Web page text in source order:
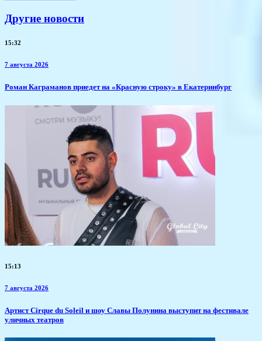
Другие новости
15:32
7 августа 2026
​Роман Каграманов приедет на «Красную строку» в Екатеринбург
15:13
7 августа 2026
Артист Cirque du Soleil и шоу Славы Полунина выступит на фестивале
уличных театров